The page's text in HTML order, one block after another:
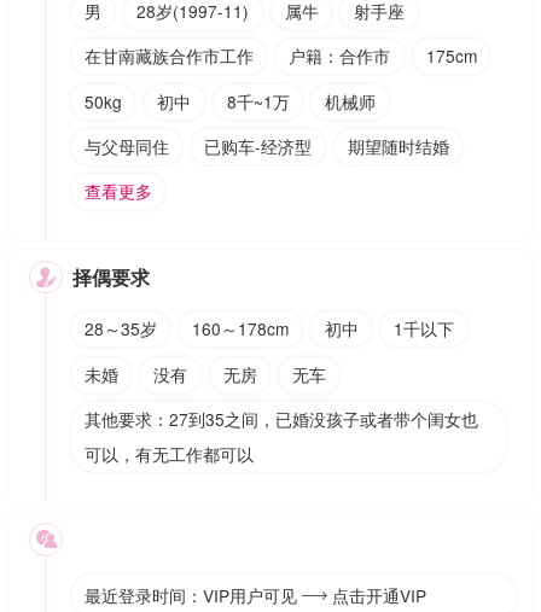
男 28岁(1997-11) 属牛
射手座
在甘南藏族合作市工作
户籍：合作市
175cm
50kg
初中 8千~1万
机械师
与父母同住
已购车-经济型
期望随时结婚
查看更多
 择偶要求
28～35岁 160～178cm 初中
1千以下
未婚
没有 无房
无车
其他要求：27到35之间，已婚没孩子或者带个闺女也
可以，有无工作都可以

最近登录时间：VIP用户可见  点击开通VIP